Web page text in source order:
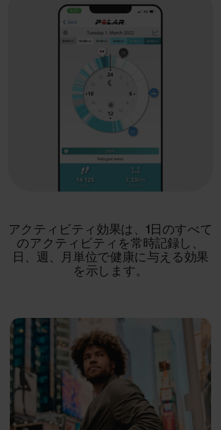
アクティビティ効果は、1日のすべて
のアクティビティを常時記録し、
日、週、月単位で健康に与える効果
を示します。